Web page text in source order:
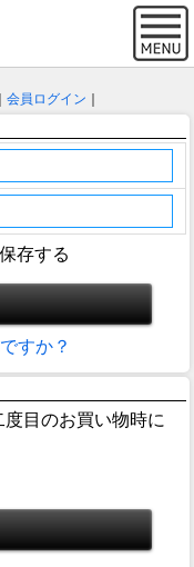
会員ログイン
存する
すか？
目のお買い物時に